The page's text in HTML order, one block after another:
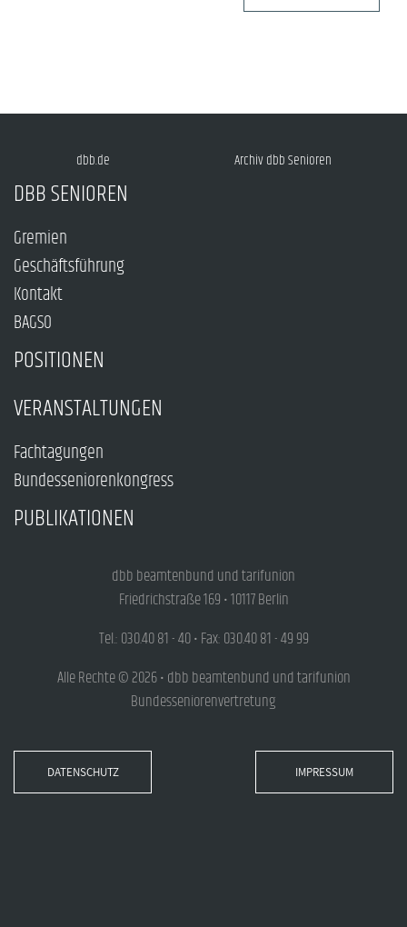
dbb.de Archiv dbb Senioren
DBB SENIOREN
Gremien
Geschäftsführung
Kontakt
BAGSO
POSITIONEN
VERANSTALTUNGEN
Fachtagungen
Bundesseniorenkongress
PUBLIKATIONEN
dbb beamtenbund und tarifunion
Friedrichstraße 169 • 10117 Berlin
Tel.: 030.40 81 - 40 • Fax: 030.40 81 - 49 99
Alle Rechte © 2026 • dbb beamtenbund und tarifunion
Bundesseniorenvertretung
DATENSCHUTZ IMPRESSUM